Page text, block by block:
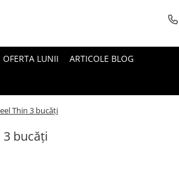
OFERTA LUNII ARTICOLE BLOG
Thin 3 bucăți
3 bucăți